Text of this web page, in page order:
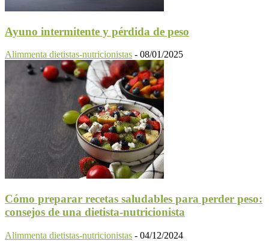
Ayuno intermitente y pérdida de peso
Alimmenta dietistas-nutricionistas - 08/01/2025
Cómo preparar recetas saludables para perder peso:
consejos de una dietista-nutricionista
Alimmenta dietistas-nutricionistas - 04/12/2024